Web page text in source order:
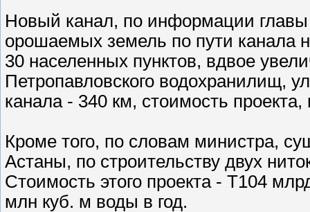
Новый канал, по информации
орошаемых земель по пути канала
30 населенных пунктов, вдвое
Петропавловского водохранилищ,
канала - 340 км, стоимость
Кроме того, по словам министра,
Астаны, по строительству двух
Стоимость этого проекта - Т104
млн куб. м воды в год.